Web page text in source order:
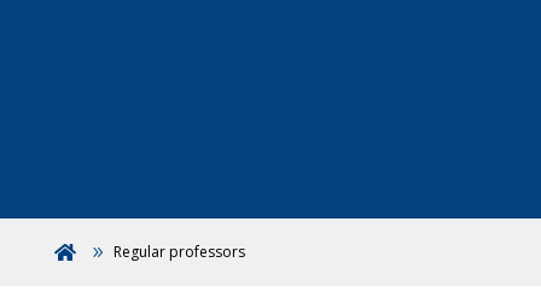
 Regular professors